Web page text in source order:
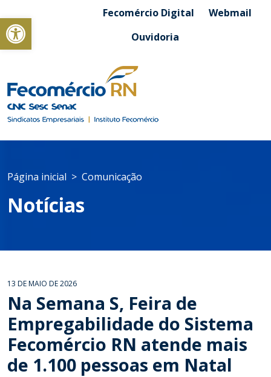
Abrir a barra de ferramentasFecomércio Digital
Webmail
Ouvidoria
Página inicial Comunicação
Notícias
13 DE MAIO DE 2026
Na Semana S, Feira de
Empregabilidade do Sistema
Fecomércio RN atende mais
de 1.100 pessoas em Natal